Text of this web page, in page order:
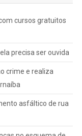
cursos gratuitos
precisa ser ouvida
crime e realiza
asfáltico de rua